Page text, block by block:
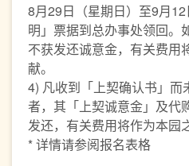
8月29日（星期日）至9月
明」票据到总办事处领回。
不获发还诚意金，有关费用
献。
4) 凡收到「上契确认书」而
者，其「上契诚意金」及代
发还，有关费用将作为本园
* 详情请参阅报名表格